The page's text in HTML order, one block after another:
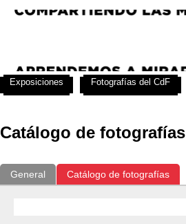
Catálogo de fotografías
General Catálogo de fotografías
Exposiciones Fotografías del CdF